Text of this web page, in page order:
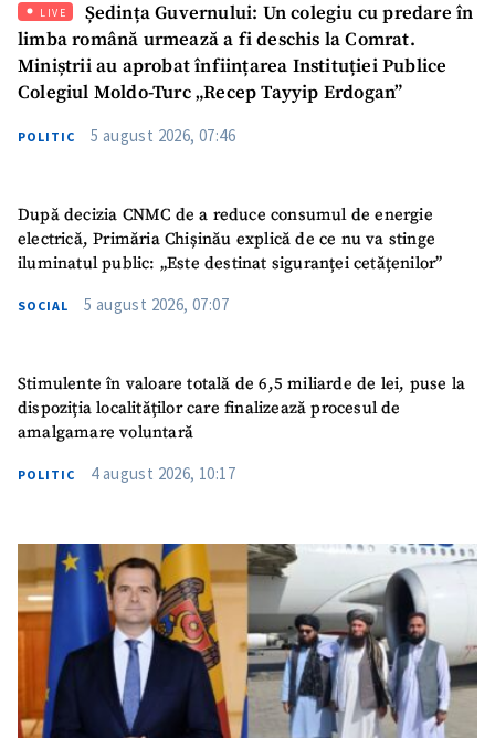
SUSȚINE
LIVE
Ședința Guvernului: Un colegiu cu predare în
limba română urmează a fi deschis la Comrat.
Miniștrii au aprobat înființarea Instituției Publice
Colegiul Moldo-Turc „Recep Tayyip Erdogan”
POLITIC 5 august 2026, 07:46
După decizia CNMC de a reduce consumul de energie
electrică, Primăria Chișinău explică de ce nu va stinge
iluminatul public: „Este destinat siguranței cetățenilor”
SOCIAL 5 august 2026, 07:07
Stimulente în valoare totală de 6,5 miliarde de lei, puse la
dispoziția localităților care finalizează procesul de
amalgamare voluntară
POLITIC 4 august 2026, 10:17